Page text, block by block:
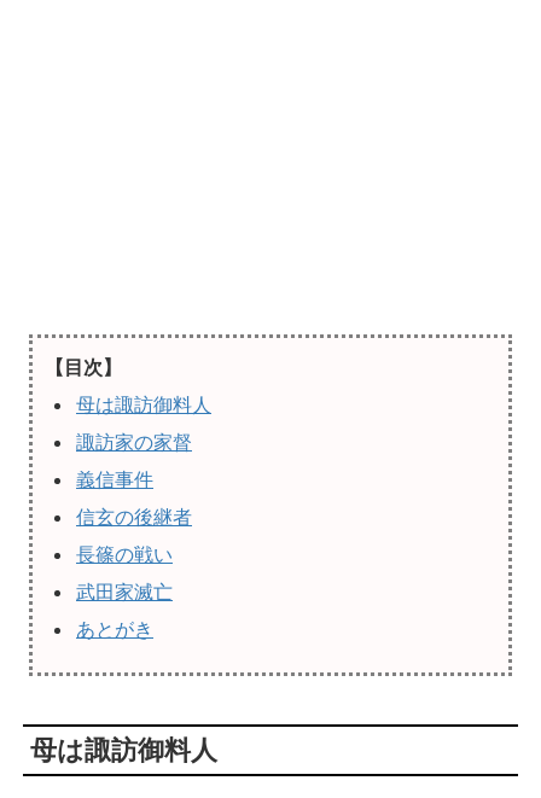
【目次】
母は諏訪御料人
諏訪家の家督
義信事件
信玄の後継者
長篠の戦い
武田家滅亡
あとがき
母は諏訪御料人